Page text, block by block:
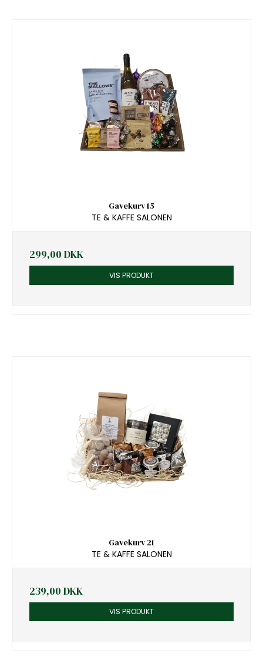
Gavekurv 15
TE & KAFFE SALONEN
299,00 DKK
VIS PRODUKT
Gavekurv 21
TE & KAFFE SALONEN
239,00 DKK
VIS PRODUKT